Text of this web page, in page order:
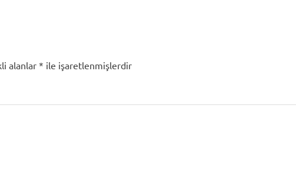
alanlar * ile işaretlenmişlerdir